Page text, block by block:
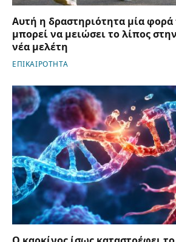
Αυτή η δραστηριότητα μία
μπορεί να μειώσει το λίπος
νέα μελέτη
ΕΠΙΚΑΙΡΟΤΗΤΑ